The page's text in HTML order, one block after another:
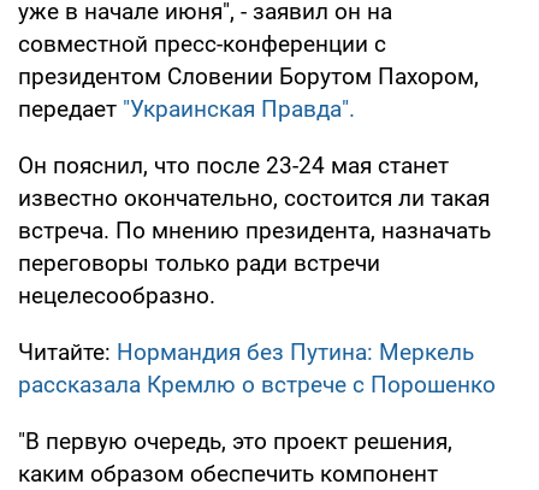
уже в начале июня", - заявил он на
совместной пресс-конференции с
президентом Словении Борутом Пахором,
передает "Украинская Правда".
Он пояснил, что после 23-24 мая станет
известно окончательно, состоится ли такая
встреча. По мнению президента, назначать
переговоры только ради встречи
нецелесообразно.
Читайте: Нормандия без Путина: Меркель
рассказала Кремлю о встрече с Порошенко
"В первую очередь, это проект решения,
каким образом обеспечить компонент